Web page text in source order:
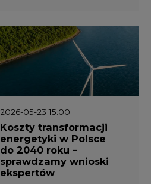
2026-05-23 15:00
Koszty transformacji
energetyki w Polsce
do 2040 roku –
sprawdzamy wnioski
ekspertów